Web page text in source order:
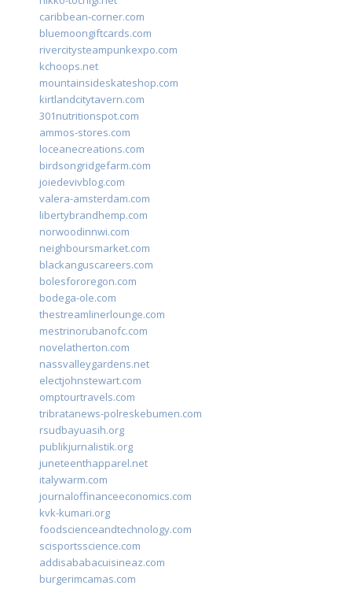
caribbean-corner.com
bluemoongiftcards.com
rivercitysteampunkexpo.com
kchoops.net
mountainsideskateshop.com
kirtlandcitytavern.com
301nutritionspot.com
ammos-stores.com
loceanecreations.com
birdsongridgefarm.com
joiedevivblog.com
valera-amsterdam.com
libertybrandhemp.com
norwoodinnwi.com
neighboursmarket.com
blackanguscareers.com
bolesfororegon.com
bodega-ole.com
thestreamlinerlounge.com
mestrinorubanofc.com
novelatherton.com
nassvalleygardens.net
electjohnstewart.com
omptourtravels.com
tribratanews-polreskebumen.com
rsudbayuasih.org
publikjurnalistik.org
juneteenthapparel.net
italywarm.com
journaloffinanceeconomics.com
kvk-kumari.org
foodscienceandtechnology.com
scisportsscience.com
addisababacuisineaz.com
burgerimcamas.com